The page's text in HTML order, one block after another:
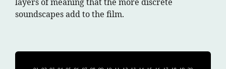
soundscapes add to the film.